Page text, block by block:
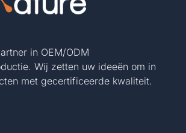
in OEM/ODM
Wij zetten uw ideeën om in
met gecertificeerde kwaliteit.